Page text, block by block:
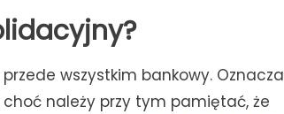
wszystkim bankowy. Oznacza
należy przy tym pamiętać, że